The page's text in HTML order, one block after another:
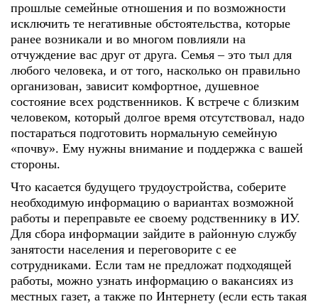
прошлые семейные отношения и по возможности
исключить те негативные обстоятельства, которые
ранее возникали и во многом повлияли на
отчуждение вас друг от друга. Семья – это тыл для
любого человека, и от того, насколько он правильно
организован, зависит комфортное, душевное
состояние всех родственников. К встрече с близким
человеком, который долгое время отсутствовал, надо
постараться подготовить нормальную семейную
«почву». Ему нужны внимание и поддержка с вашей
стороны.
Что касается будущего трудоустройства, соберите
необходимую информацию о вариантах возможной
работы и переправьте ее своему родственнику в ИУ.
Для сбора информации зайдите в районную службу
занятости населения и переговорите с ее
сотрудниками. Если там не предложат подходящей
работы, можно узнать информацию о вакансиях из
местных газет, а также по Интернету (если есть такая